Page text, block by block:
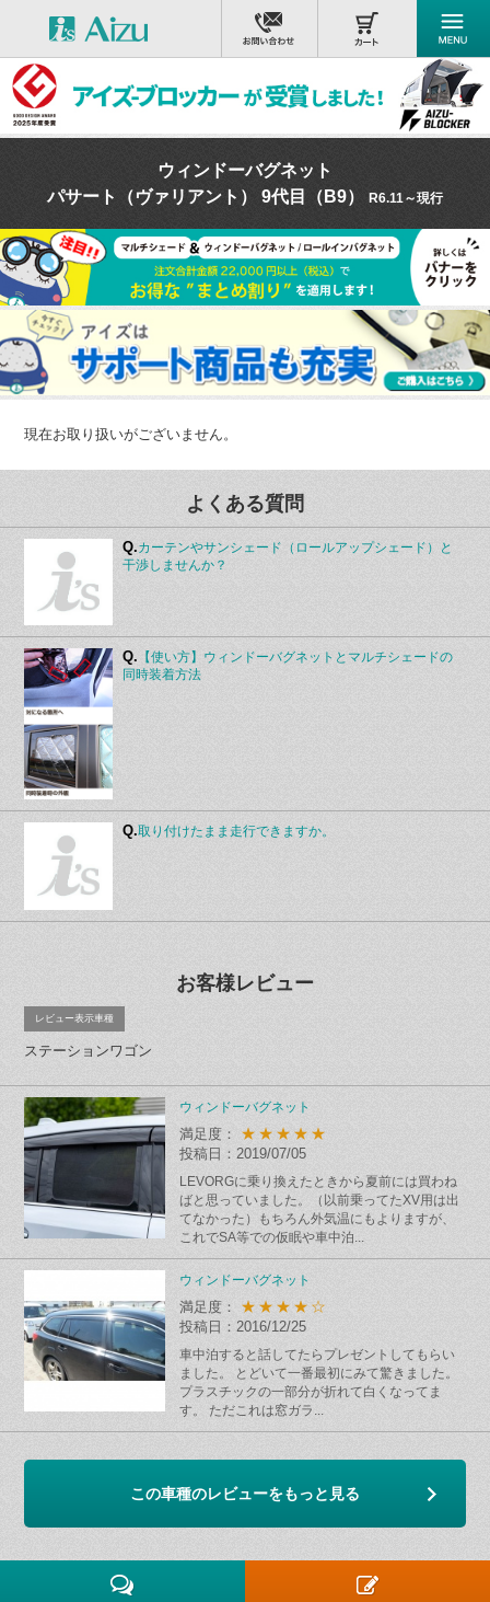
ウィンドーバグネット
パサート（ヴァリアント） 9代目（B9）
R6.11～現行
現在お取り扱いがございません。
よくある質問
Q.カーテンやサンシェード（ロールアップシェード）と
干渉しませんか？
Q. 【使い方】ウィンドーバグネットとマルチシェードの
同時装着方法
Q.取り付けたまま走行できますか。
お客様レビュー
レビュー表示車種
ステーションワゴン
ウィンドーバグネット
満足度： ★★★★★
投稿日：2019/07/05
LEVORGに乗り換えたときから夏前には買わね
ばと思っていました。（以前乗ってたXV用は出
てなかった）もちろん外気温にもよりますが、
これでSA等での仮眠や車中泊...
ウィンドーバグネット
満足度： ★★★★☆
投稿日：2016/12/25
車中泊すると話してたらプレゼントしてもらい
ました。 とどいて一番最初にみて驚きました。
プラスチックの一部分が折れて白くなってま
す。 ただこれは窓ガラ...
この車種のレビューをもっと見る